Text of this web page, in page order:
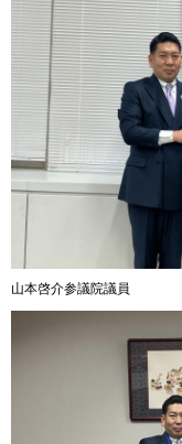
山本啓介参議院議員